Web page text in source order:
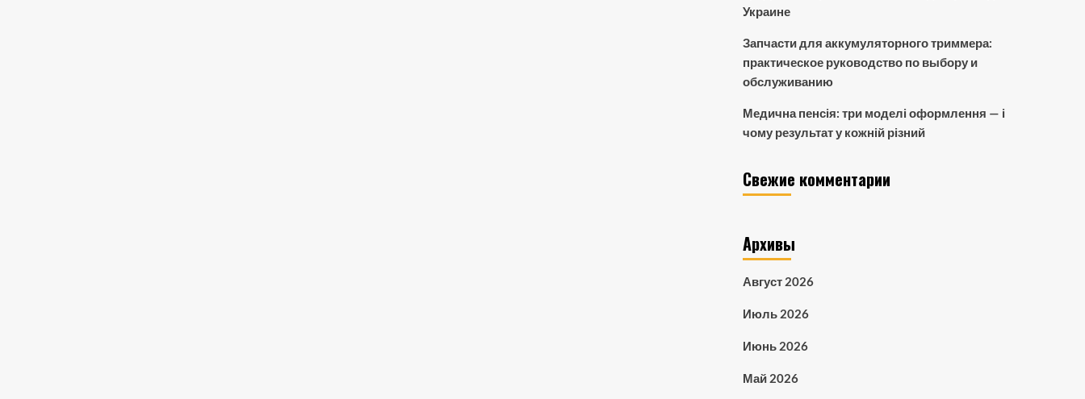
Украине
Запчасти для аккумуляторного триммера:
практическое руководство по выбору и
обслуживанию
Медична пенсія: три моделі оформлення — і
чому результат у кожній різний
Свежие комментарии
Архивы
Август 2026
Июль 2026
Июнь 2026
Май 2026